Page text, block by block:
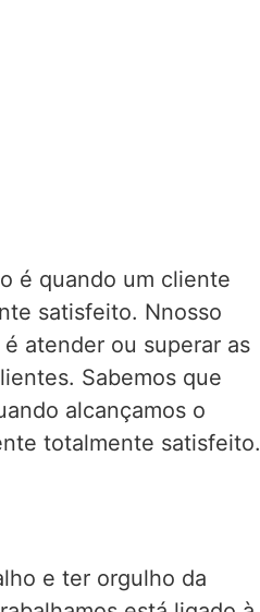
é quando um cliente
satisfeito. Nnosso
atender ou superar as
Sabemos que
alcançamos o
totalmente satisfeito.
e ter orgulho da